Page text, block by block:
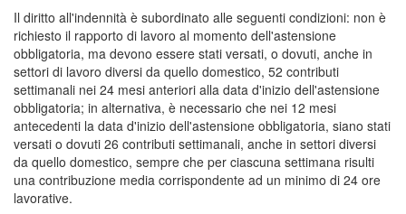
Il diritto all'indennità è subordinato alle seguenti condizioni: non è
richiesto il rapporto di lavoro al momento dell'astensione
obbligatoria, ma devono essere stati versati, o dovuti, anche in
settori di lavoro diversi da quello domestico, 52 contributi
settimanali nei 24 mesi anteriori alla data d'inizio dell'astensione
obbligatoria; in alternativa, è necessario che nei 12 mesi
antecedenti la data d'inizio dell'astensione obbligatoria, siano stati
versati o dovuti 26 contributi settimanali, anche in settori diversi
da quello domestico, sempre che per ciascuna settimana risulti
una contribuzione media corrispondente ad un minimo di 24 ore
lavorative.